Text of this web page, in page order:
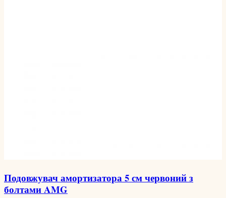
Подовжувач амортизатора 5 см червоний з
болтами AMG